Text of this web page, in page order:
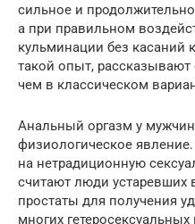
сильное и
а при правильном
кульминации без касаний
такой опыт,
чем в классическом
Анальный оргазм у
физиологическое
на нетрадиционную
считают люди устаревших
простаты для получения
многих